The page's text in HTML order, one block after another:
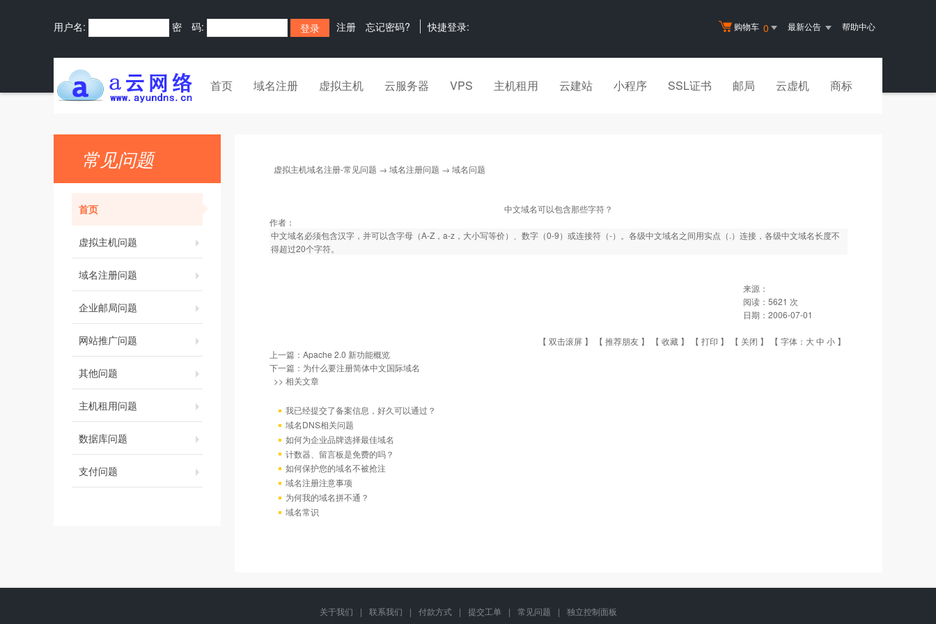
购物车 0 最新公告 帮助中心
用户名: 密 码: 注册 忘记密码? 快捷登录:
首页 域名注册 虚拟主机 云服务器 VPS 主机租用 云建站 小程序 SSL证书 邮局 云虚机 商标
常见问题
首页
虚拟主机问题
域名注册问题
企业邮局问题
网站推广问题
其他问题
主机租用问题
数据库问题
支付问题
虚拟主机域名注册-常见问题 → 域名注册问题 → 域名问题
中文域名可以包含那些字符？
作者：
中文域名必须包含汉字，并可以含字母（A-Z，a-z，大小写等价）、数字（0-9）或连接符（-）。各级中文域名之间用实点（.）连接，各级中文域名长度不
得超过20个字符。
来源：
阅读： 5621 次
日期： 2006-07-01
【 双击滚屏 】 【 推荐朋友 】 【 收藏 】 【 打印 】 【 关闭 】 【 字体： 大中 小 】
上一篇： Apache 2.0 新功能概览
下一篇： 为什么要注册简体中文国际域名
>> 相关文章
我已经提交了备案信息，好久可以通过？
域名DNS相关问题
如何为企业品牌选择最佳域名
计数器、留言板是免费的吗？
如何保护您的域名不被抢注
域名注册注意事项
为何我的域名拼不通？
域名常识
关于我们 | 联系我们 | 付款方式 | 提交工单 | 常见问题 | 独立控制面板